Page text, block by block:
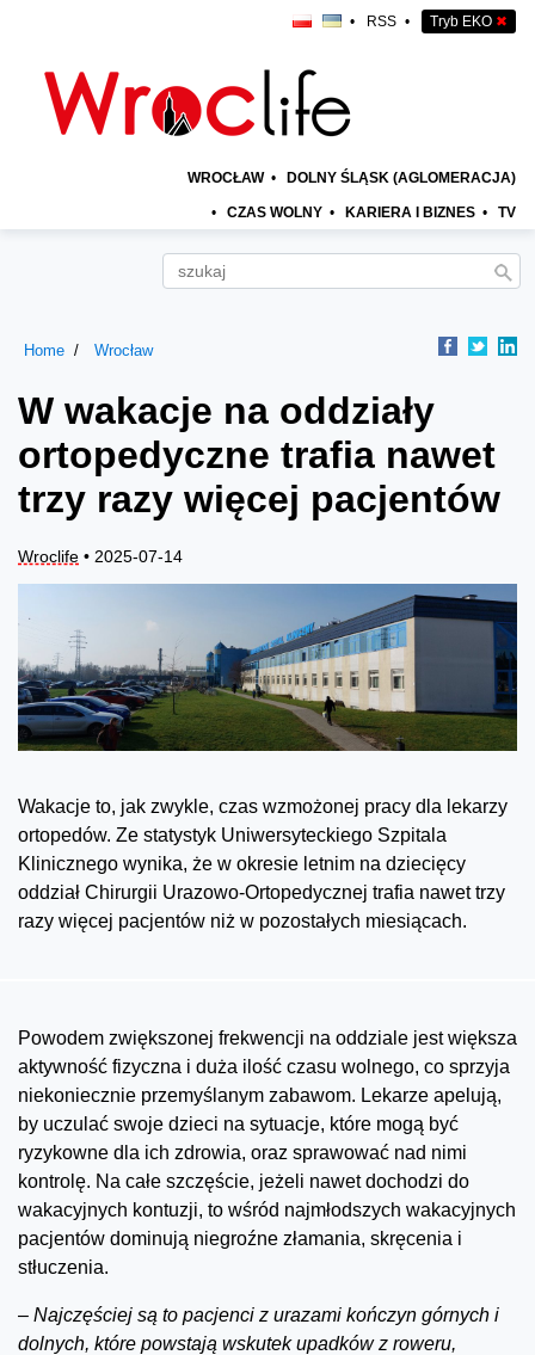
• RSS • Tryb EKO ✖
WROCŁAW • DOLNY ŚLĄSK (AGLOMERACJA)
• CZAS WOLNY • KARIERA I BIZNES • TV
Home Wrocław
W wakacje na oddziały
ortopedyczne trafia nawet
trzy razy więcej pacjentów
Wroclife • 2025-07-14
Wakacje to, jak zwykle, czas wzmożonej pracy dla lekarzy
ortopedów. Ze statystyk Uniwersyteckiego Szpitala
Klinicznego wynika, że w okresie letnim na dziecięcy
oddział Chirurgii Urazowo-Ortopedycznej trafia nawet trzy
razy więcej pacjentów niż w pozostałych miesiącach.
Powodem zwiększonej frekwencji na oddziale jest większa
aktywność fizyczna i duża ilość czasu wolnego, co sprzyja
niekoniecznie przemyślanym zabawom. Lekarze apelują,
by uczulać swoje dzieci na sytuacje, które mogą być
ryzykowne dla ich zdrowia, oraz sprawować nad nimi
kontrolę. Na całe szczęście, jeżeli nawet dochodzi do
wakacyjnych kontuzji, to wśród najmłodszych wakacyjnych
pacjentów dominują niegroźne złamania, skręcenia i
stłuczenia.
– Najczęściej są to pacjenci z urazami kończyn górnych i
dolnych, które powstają wskutek upadków z roweru,